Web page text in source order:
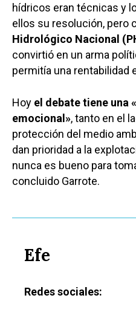
hídricos eran técnicas y
ellos su resolución, pero
Hidrológico Nacional
convirtió en un arma
permitía una rentabilidad
Hoy el debate tiene una
emocional», tanto en el
protección del medio
dan prioridad a la
nunca es bueno para
concluido Garrote.
Efe
Redes sociales: